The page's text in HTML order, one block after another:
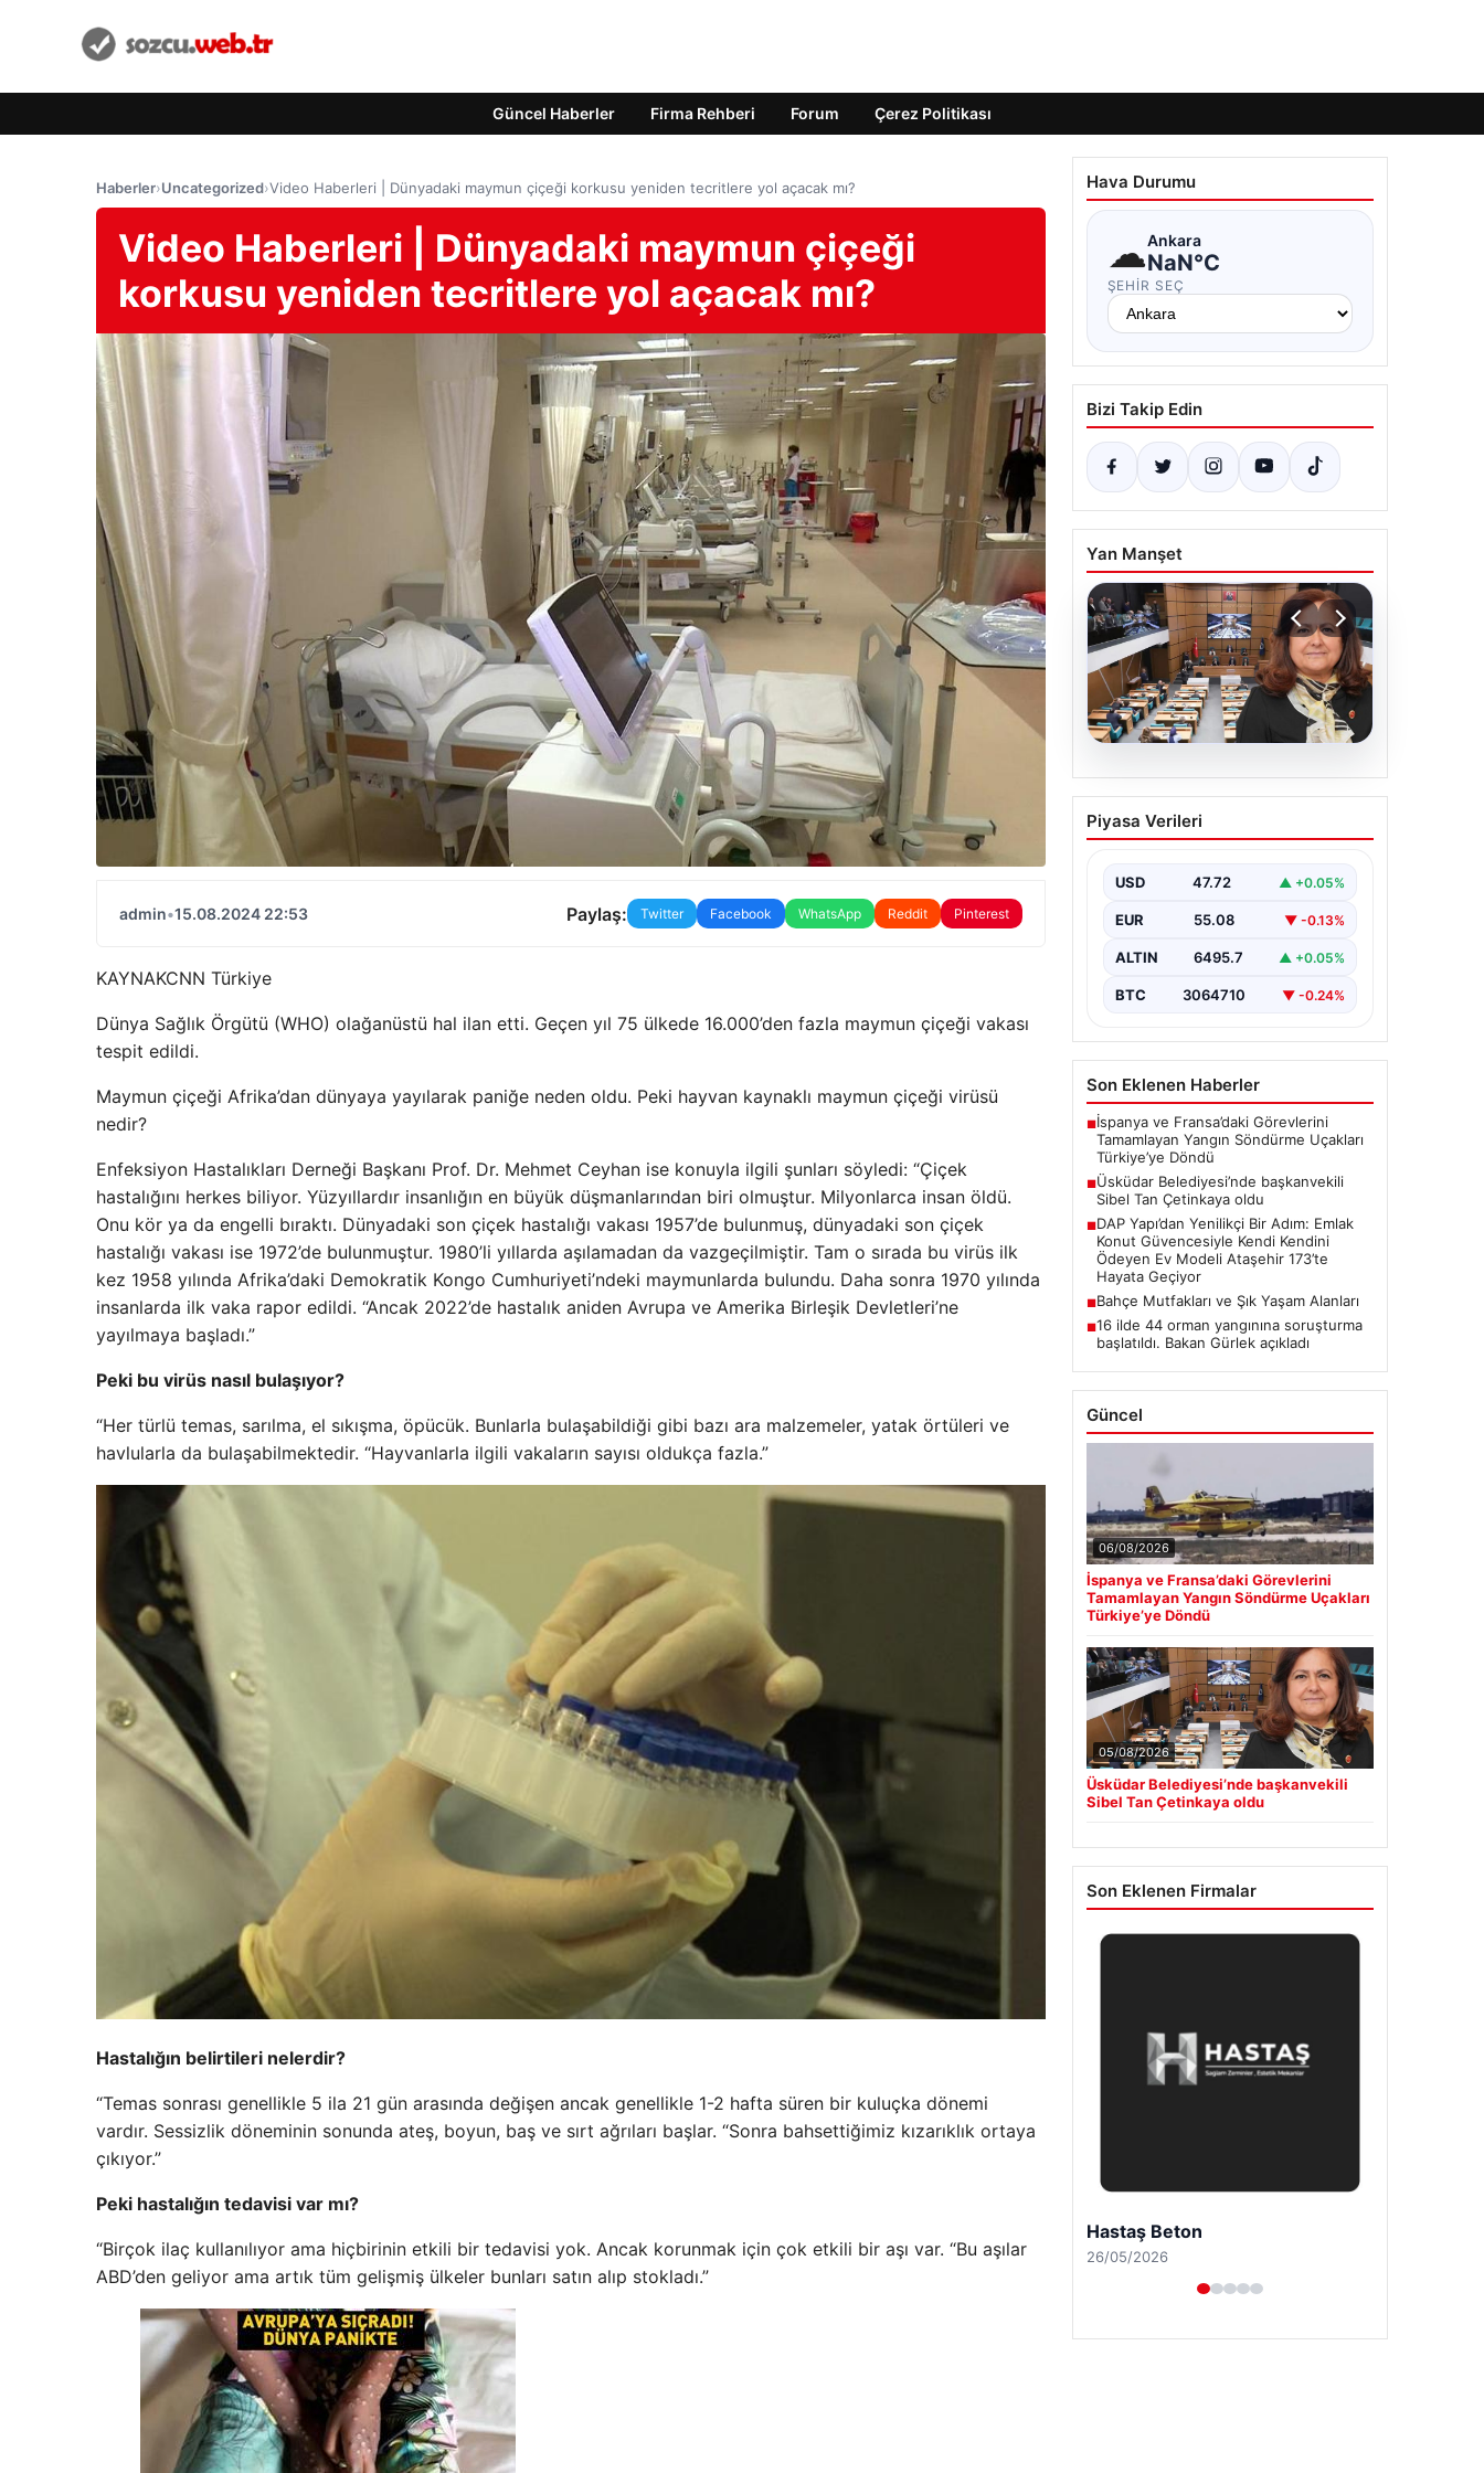
Güncel Haberler Firma Rehberi Forum Çerez Politikası
Haberler›Uncategorized›Video Haberleri | Dünyadaki maymun çiçeği korkusu yeniden tecritlere yol açacak mı?
Video Haberleri | Dünyadaki maymun çiçeği
korkusu yeniden tecritlere yol açacak mı?
admin•15.08.2024 22:53 Paylaş: Twitter Facebook WhatsApp Reddit Pinterest
KAYNAKCNN Türkiye
Dünya Sağlık Örgütü (WHO) olağanüstü hal ilan etti. Geçen yıl 75 ülkede 16.000’den fazla maymun çiçeği vakası
tespit edildi.
Maymun çiçeği Afrika’dan dünyaya yayılarak paniğe neden oldu. Peki hayvan kaynaklı maymun çiçeği virüsü
nedir?
Enfeksiyon Hastalıkları Derneği Başkanı Prof. Dr. Mehmet Ceyhan ise konuyla ilgili şunları söyledi: “Çiçek
hastalığını herkes biliyor. Yüzyıllardır insanlığın en büyük düşmanlarından biri olmuştur. Milyonlarca insan öldü.
Onu kör ya da engelli bıraktı. Dünyadaki son çiçek hastalığı vakası 1957’de bulunmuş, dünyadaki son çiçek
hastalığı vakası ise 1972’de bulunmuştur. 1980’li yıllarda aşılamadan da vazgeçilmiştir. Tam o sırada bu virüs ilk
kez 1958 yılında Afrika’daki Demokratik Kongo Cumhuriyeti’ndeki maymunlarda bulundu. Daha sonra 1970 yılında
insanlarda ilk vaka rapor edildi. “Ancak 2022’de hastalık aniden Avrupa ve Amerika Birleşik Devletleri’ne
yayılmaya başladı.”
Peki bu virüs nasıl bulaşıyor?
“Her türlü temas, sarılma, el sıkışma, öpücük. Bunlarla bulaşabildiği gibi bazı ara malzemeler, yatak örtüleri ve
havlularla da bulaşabilmektedir. “Hayvanlarla ilgili vakaların sayısı oldukça fazla.”
Hastalığın belirtileri nelerdir?
“Temas sonrası genellikle 5 ila 21 gün arasında değişen ancak genellikle 1-2 hafta süren bir kuluçka dönemi
vardır. Sessizlik döneminin sonunda ateş, boyun, baş ve sırt ağrıları başlar. “Sonra bahsettiğimiz kızarıklık ortaya
çıkıyor.”
Peki hastalığın tedavisi var mı?
“Birçok ilaç kullanılıyor ama hiçbirinin etkili bir tedavisi yok. Ancak korunmak için çok etkili bir aşı var. “Bu aşılar
ABD’den geliyor ama artık tüm gelişmiş ülkeler bunları satın alıp stokladı.”
Hava Durumu
☁Ankara
NaN°C
ŞEHIR SEÇ
Bizi Takip Edin
Yan Manşet
05.08.2026
Üsküdar Belediyesi’nde
başkanvekili Sibel Tan
Piyasa Verileri
USD 47.72 ▲ +0.05%
EUR 55.08 ▼ -0.13%
ALTIN 6495.7 ▲ +0.05%
BTC 3064710 ▼ -0.24%
Son Eklenen Haberler
■İspanya ve Fransa’daki Görevlerini
Tamamlayan Yangın Söndürme Uçakları
Türkiye’ye Döndü
■Üsküdar Belediyesi’nde başkanvekili
Sibel Tan Çetinkaya oldu
■DAP Yapı’dan Yenilikçi Bir Adım: Emlak
Konut Güvencesiyle Kendi Kendini
Ödeyen Ev Modeli Ataşehir 173’te
Hayata Geçiyor
■Bahçe Mutfakları ve Şık Yaşam Alanları
■16 ilde 44 orman yangınına soruşturma
başlatıldı. Bakan Gürlek açıkladı
Güncel
06/08/2026
İspanya ve Fransa’daki Görevlerini
Tamamlayan Yangın Söndürme Uçakları
Türkiye’ye Döndü
05/08/2026
Üsküdar Belediyesi’nde başkanvekili
Sibel Tan Çetinkaya oldu
Son Eklenen Firmalar
Enes Kaplan Avukatlık Bürosu
28/04/2026